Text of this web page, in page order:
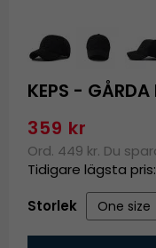
KEPS -
359 kr
Ord. 449 kr. Du
Tidigare lägsta pris:
Storlek